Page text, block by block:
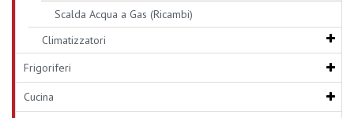
Scalda Acqua a Gas (Ricambi)
Climatizzatori
Frigoriferi
Cucina